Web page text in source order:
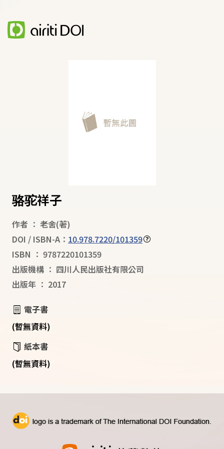
骆驼祥子
作者 ： 老舍(著)
DOI / ISBN-A： 10.978.7220/101359
ISBN ： 9787220101359
出版機構 ： 四川人民出版社有限公司
出版年 ： 2017
電子書
(暫無資料)
紙本書
(暫無資料)